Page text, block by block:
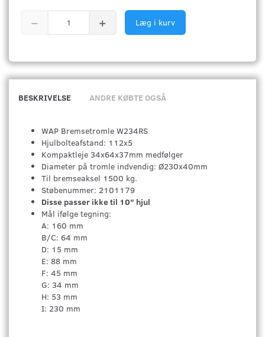
Læg i kurv
BESKRIVELSE ANDRE KØBTE OGSÅ
WAP Bremsetromle W234RS
Hjulbolteafstand: 112x5
Kompaktleje 34x64x37mm medfølger
Diameter på tromle indvendig: Ø230x40mm
Til bremseaksel 1500 kg.
Støbenummer: 2101179
Disse passer ikke til 10" hjul
Mål ifølge tegning:
A: 160 mm
B/C: 64 mm
D: 15 mm
E: 88 mm
F: 45 mm
G: 34 mm
H: 53 mm
I: 230 mm